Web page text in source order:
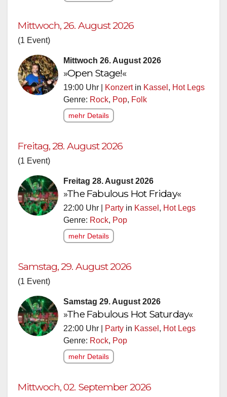
Mittwoch, 26. August 2026
(1 Event)
Mittwoch 26. August 2026
»Open Stage!«
19:00 Uhr | Konzertin Kassel , Hot Legs
Genre: Rock, Pop, Folk
mehr Details
Freitag, 28. August 2026
(1 Event)
Freitag 28. August 2026
»The Fabulous Hot Friday«
22:00 Uhr | Party in Kassel , Hot Legs
Genre: Rock, Pop
mehr Details
Samstag, 29. August 2026
(1 Event)
Samstag 29. August 2026
»The Fabulous Hot Saturday«
22:00 Uhr | Party in Kassel , Hot Legs
Genre: Rock, Pop
mehr Details
Mittwoch, 02. September 2026